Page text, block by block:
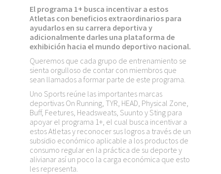
El programa 1+ busca incentivar a estos
Atletas con beneficios extraordinarios para
ayudarlos en su carrera deportiva y
adicionalmente darles una plataforma de
exhibición hacia el mundo deportivo nacional.
Queremos que cada grupo de entrenamiento se
sienta orgulloso de contar con miembros que
sean llamados a formar parte de este programa.
Uno Sports reúne las importantes marcas
deportivas On Running, TYR, HEAD, Physical Zone,
Buff, Feetures, Headsweats, Suunto y Sting para
apoyar el programa 1+, el cual busca incentivar a
estos Atletas y reconocer sus logros a través de un
subsidio económico aplicable a los productos de
consumo regular en la práctica de su deporte y
alivianar así un poco la carga económica que esto
les representa.